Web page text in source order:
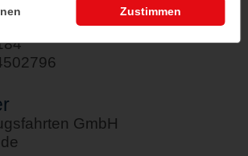
ausflugsfahrten.de
GmbH
Zustimmen